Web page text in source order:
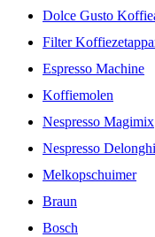
Dolce Gusto
Filter
Espresso Machine
Koffiemolen
Nespresso Magimix
Nespresso Delonghi
Melkopschuimer
Braun
Bosch